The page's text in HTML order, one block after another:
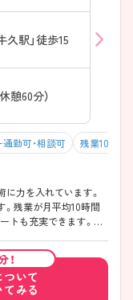
久駅」徒歩15
憩60分）
勤可・相談可 残業10h以下
力を入れています。
。残業が月平均10時間
トも充実できます。ご
！
いて
みる